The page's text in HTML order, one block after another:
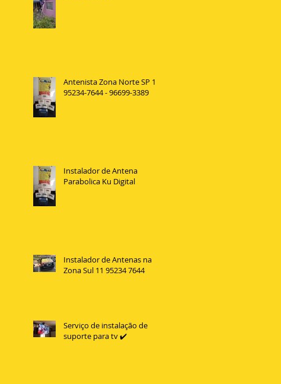
Antenista Zona Norte SP 11
95234-7644 - 96699-3389
Instalador de Antena
Parabolica Ku Digital
Instalador de Antenas na
Zona Sul 11 95234 7644
Serviço de instalação de
suporte para tv ✔️